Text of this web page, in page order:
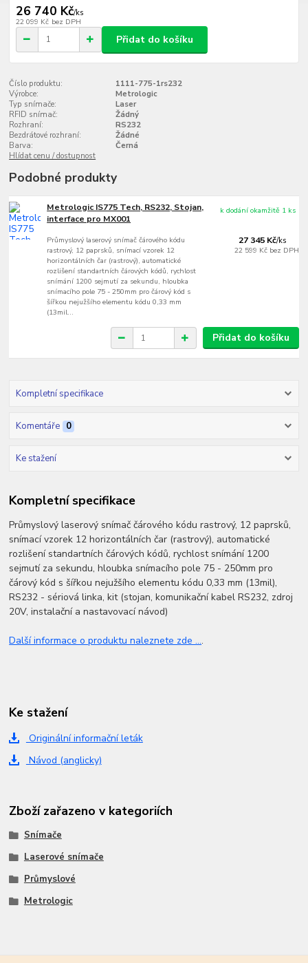
26 740 Kč/ks
22 099 Kč bez DPH
Přidat do košíku
Číslo produktu:
1111-775-1rs232
Výrobce:
Metrologic
Typ snímače:
Laser
RFID snímač:
Žádný
Rozhraní:
RS232
Bezdrátové rozhraní:
Žádné
Barva:
Černá
Hlídat cenu / dostupnost
Podobné produkty
Metrologic IS775 Tech, RS232, Stojan,
interface pro MX001
Průmyslový laserový snímač čárového kódu
rastrový, 12 paprsků, snímací vzorek 12
horizontálních čar (rastrový), automatické
rozlišení standartních čárových kódů, rychlost
snímání 1200 sejmutí za sekundu, hloubka
snímacího pole 75 - 250mm pro čárový kód s
šířkou nejužšího elementu kódu 0,33 mm
(13mil...
27 345 Kč/ks
22 599 Kč bez DPH
k dodání okamžitě 1 ks
Přidat do košíku
Kompletní specifikace
Komentáře 0
Ke stažení
Kompletní specifikace
Průmyslový laserový snímač čárového kódu rastrový, 12 paprsků,
snímací vzorek 12 horizontálních čar (rastrový), automatické
rozlišení standartních čárových kódů, rychlost snímání 1200
sejmutí za sekundu, hloubka snímacího pole 75 - 250mm pro
čárový kód s šířkou nejužšího elementu kódu 0,33 mm (13mil),
RS232 - sériová linka, kit (stojan, komunikační kabel RS232, zdroj
20V, instalační a nastavovací návod)
Další informace o produktu naleznete zde ....
Ke stažení
Originální informační leták
Návod (anglicky)
Zboží zařazeno v kategoriích
Snímače
Laserové snímače
Průmyslové
Metrologic